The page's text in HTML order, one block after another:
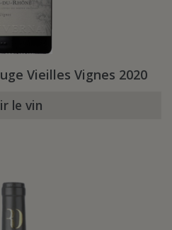
Vieilles Vignes 2020
le vin